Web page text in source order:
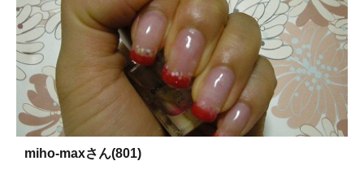
miho-maxさん(801)